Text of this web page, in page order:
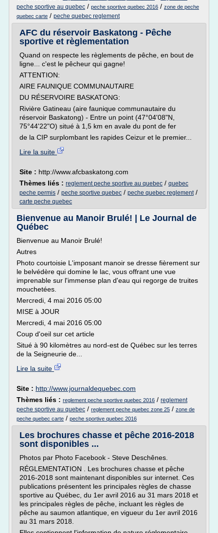
peche sportive au quebec / peche sportive quebec 2016 / zone de peche
quebec carte / peche quebec reglement
AFC du réservoir Baskatong - Pêche
sportive et règlementation
Quand on respecte les règlements de pêche, en bout de
ligne... c'est le pêcheur qui gagne!
ATTENTION:
AIRE FAUNIQUE COMMUNAUTAIRE
DU RÉSERVOIRE BASKATONG:
Rivière Gatineau (aire faunique communautaire du
réservoir Baskatong) - Entre un point (47°04'08"N,
75°44'22"O) situé à 1,5 km en avale du pont de fer
de la CIP surplombant les rapides Ceizur et le premier...
Lire la suite
Site : http://www.afcbaskatong.com
Thèmes liés : reglement peche sportive au quebec / quebec
peche permis / peche sportive quebec / peche quebec reglement/
carte peche quebec
Bienvenue au Manoir Brulé! | Le Journal de
Québec
Bienvenue au Manoir Brulé!
Autres
Photo courtoisie L'imposant manoir se dresse fièrement sur
le belvédère qui domine le lac, vous offrant une vue
imprenable sur l'immense plan d'eau qui regorge de truites
mouchetées.
Mercredi, 4 mai 2016 05:00
MISE à JOUR
Mercredi, 4 mai 2016 05:00
Coup d'oeil sur cet article
Situé à 90 kilomètres au nord-est de Québec sur les terres
de la Seigneurie de...
Lire la suite
Site : http://www.journaldequebec.com
Thèmes liés : reglement peche sportive quebec 2016 / reglement
peche sportive au quebec / reglement peche quebec zone 25 / zone de
peche quebec carte / peche sportive quebec 2016
Les brochures chasse et pêche 2016-2018
sont disponibles ...
Photos par Photo Facebook - Steve Deschênes.
RÉGLEMENTATION . Les brochures chasse et pêche
2016-2018 sont maintenant disponibles sur internet. Ces
publications présentent les principales règles de chasse
sportive au Québec, du 1er avril 2016 au 31 mars 2018 et
les principales règles de pêche, incluant les règles de
pêche au saumon atlantique, en vigueur du 1er avril 2016
au 31 mars 2018.